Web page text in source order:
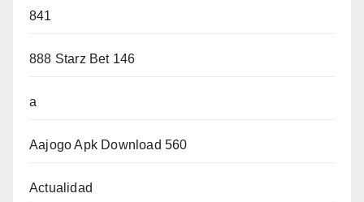
841
888 Starz Bet 146
a
Aajogo Apk Download 560
Actualidad